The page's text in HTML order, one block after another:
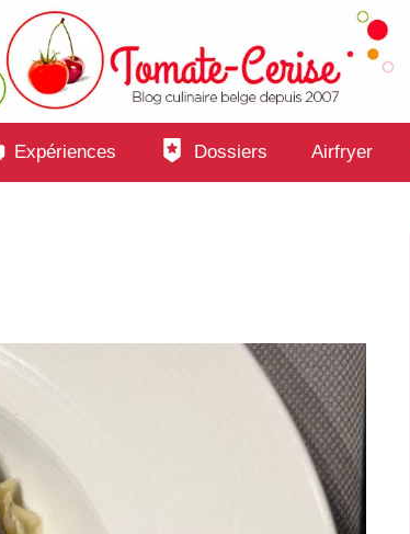
Expériences Dossiers Airfryer